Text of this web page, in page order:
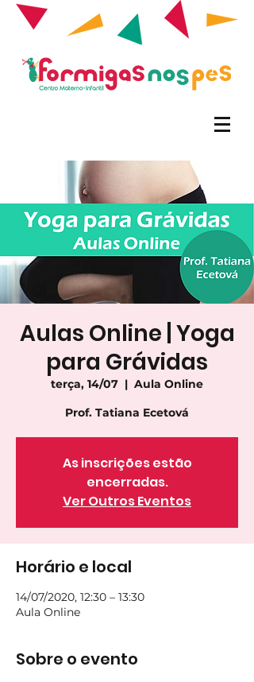
Aulas Online | Yoga
para Grávidas
terça, 14/07
  |
Aula Online
Prof. Tatiana Ecetová
As inscrições estão
encerradas.
Ver Outros Eventos
Horário e local
14/07/2020, 12:30 – 13:30
Aula Online
Sobre o evento